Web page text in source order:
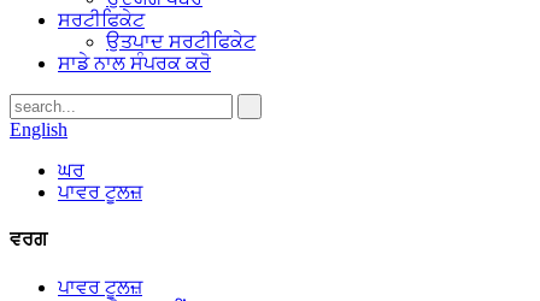
ਸਰਟੀਫਿਕੇਟ
ਉਤਪਾਦ ਸਰਟੀਫਿਕੇਟ
ਸਾਡੇ ਨਾਲ ਸੰਪਰਕ ਕਰੋ
English
ਘਰ
ਪਾਵਰ ਟੂਲਜ਼
ਵਰਗ
ਪਾਵਰ ਟੂਲਜ਼